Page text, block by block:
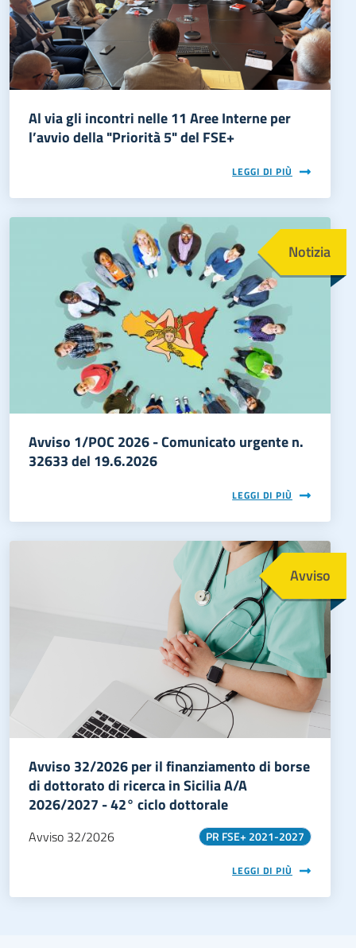
Al via gli incontri nelle 11 Aree Interne per
l’avvio della "Priorità 5" del FSE+
LEGGI DI PIÙ
Notizia
Avviso 1/POC 2026 - Comunicato urgente n.
32633 del 19.6.2026
LEGGI DI PIÙ
Avviso
Avviso 32/2026 per il finanziamento di borse
di dottorato di ricerca in Sicilia A/A
2026/2027 - 42° ciclo dottorale
Avviso 32/2026 PR FSE+ 2021-2027
LEGGI DI PIÙ